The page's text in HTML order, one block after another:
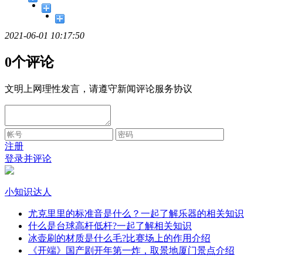
2021-06-01 10:17:50
0个评论
文明上网理性发言，请遵守新闻评论服务协议
注册
登录并评论
小知识达人
尤克里里的标准音是什么？一起了解乐器的相关知识
什么是台球高杆低杆?一起了解相关知识
冰壶刷的材质是什么毛?比赛场上的作用介绍
《开端》国产剧开年第一炸，取景地厦门景点介绍